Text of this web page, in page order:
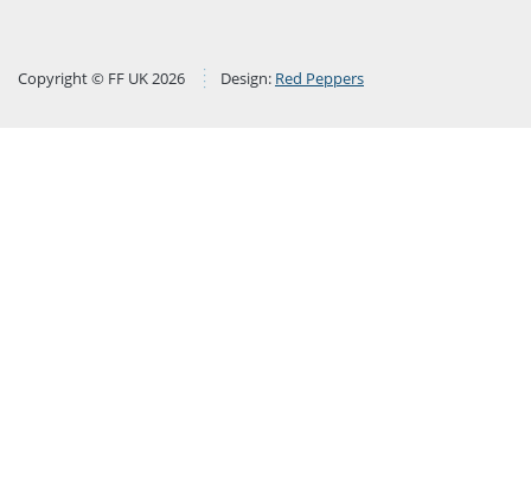
Copyright © FF UK 2026 Design: Red Peppers